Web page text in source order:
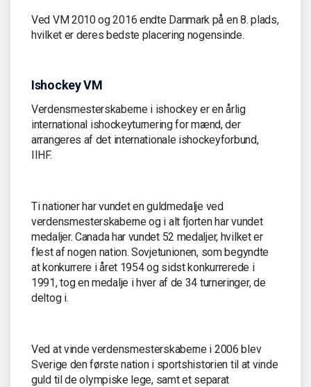
Ved VM 2010 og 2016 endte Danmark på en 8. plads,
hvilket er deres bedste placering nogensinde.
Ishockey VM
Verdensmesterskaberne i ishockey er en årlig
international ishockeyturnering for mænd, der
arrangeres af det internationale ishockeyforbund,
IIHF.
Ti nationer har vundet en guldmedalje ved
verdensmesterskaberne og i alt fjorten har vundet
medaljer. Canada har vundet 52 medaljer, hvilket er
flest af nogen nation. Sovjetunionen, som begyndte
at konkurrere i året 1954 og sidst konkurrerede i
1991, tog en medalje i hver af de 34 turneringer, de
deltog i.
Ved at vinde verdensmesterskaberne i 2006 blev
Sverige den første nation i sportshistorien til at vinde
guld til de olympiske lege, samt et separat